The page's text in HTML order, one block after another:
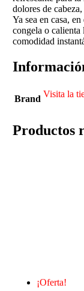
dolores de
Ya sea en casa,
congela o calienta
comodidad
Brand Visita la
Productos
¡Oferta!